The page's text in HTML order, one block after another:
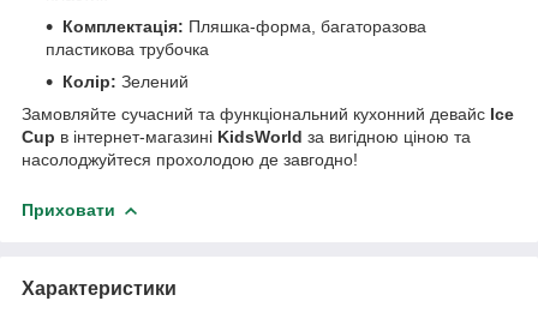
Комплектація: Пляшка-форма, багаторазова
пластикова трубочка
Колір: Зелений
Замовляйте сучасний та функціональний кухонний девайс Ice
Cup в інтернет-магазині KidsWorld за вигідною ціною та
насолоджуйтеся прохолодою де завгодно!
Приховати
Характеристики